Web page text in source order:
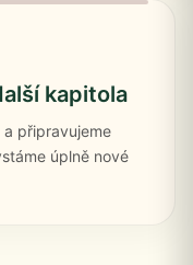
kapitola
a připravujeme
úplně nové